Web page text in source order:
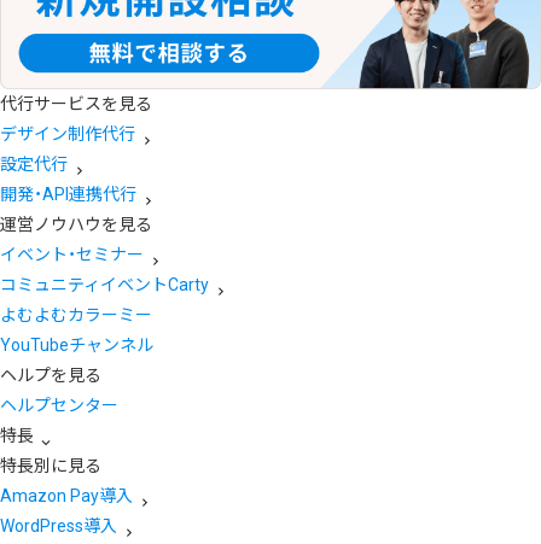
代行サービスを見る
デザイン制作代行
設定代行
開発・API連携代行
運営ノウハウを見る
イベント・セミナー
コミュニティイベントCarty
よむよむカラーミー
YouTubeチャンネル
ヘルプを見る
ヘルプセンター
特長
特長別に見る
Amazon Pay導入
WordPress導入